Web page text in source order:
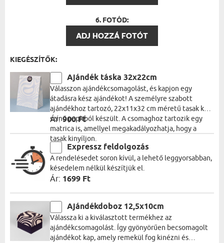
6. FOTÓD:
ADJ HOZZÁ FOTÓT
KIEGÉSZÍTŐK:
Ajándék táska 32x22cm
Válasszon ajándékcsomagolást, és kapjon egy
átadásra kész ajándékot! A személyre szabott
ajándékhoz tartozó, 22x11x32 cm méretű tasak kék
színű papírból készült. A csomaghoz tartozik egy
matrica is, amellyel megakadályozhatja, hogy a
tasak kinyíljon.
Ár:900 Ft
Expressz feldolgozás
A rendelésedet soron kívül, a lehető leggyorsabban,
késedelem nélkül készítjük el.
Ár: 1699 Ft
Ajándékdoboz 12,5x10cm
Válassza ki a kiválasztott termékhez az
ajándékcsomagolást. Így gyönyörűen becsomagolt
ajándékot kap, amely remekül fog kinézni és